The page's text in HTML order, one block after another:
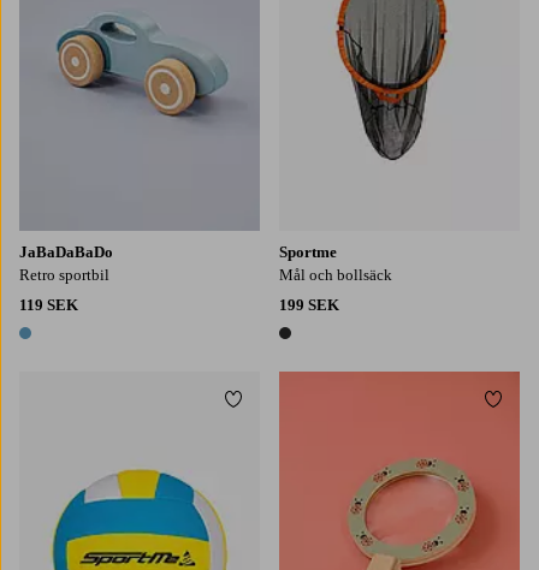
JaBaDaBaDo
Retro sportbil
119 SEK
1 färg
Sportme
Mål och bollsäck
199 SEK
1 färg
Lägg till i favoriter